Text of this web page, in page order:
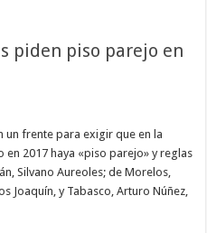
piden piso parejo en
un frente para exigir que en la
2017 haya «piso parejo» y reglas
Silvano Aureoles; de Morelos,
Joaquín, y Tabasco, Arturo Núñez,